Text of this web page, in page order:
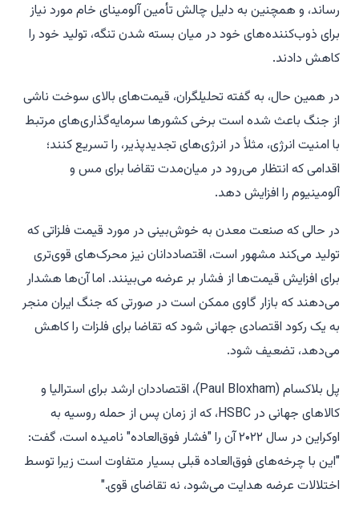
رساند، و همچنین به دلیل چالش تأمین آلومینای خام مورد نیاز
برای ذوب‌کننده‌های خود در میان بسته شدن تنگه، تولید خود را
کاهش دادند.
در همین حال، به گفته تحلیلگران، قیمت‌های بالای سوخت ناشی
از جنگ باعث شده است برخی کشورها سرمایه‌گذاری‌های مرتبط
با امنیت انرژی، مثلاً در انرژی‌های تجدیدپذیر، را تسریع کنند؛
اقدامی که انتظار می‌رود در میان‌مدت تقاضا برای مس و
آلومینیوم را افزایش دهد.
در حالی که صنعت معدن به خوش‌بینی در مورد قیمت فلزاتی که
تولید می‌کند مشهور است، اقتصاددانان نیز محرک‌های قوی‌تری
برای افزایش قیمت‌ها از فشار بر عرضه می‌بینند. اما آن‌ها هشدار
می‌دهند که بازار گاوی ممکن است در صورتی که جنگ ایران منجر
به یک رکود اقتصادی جهانی شود که تقاضا برای فلزات را کاهش
می‌دهد، تضعیف شود.
پل بلاکسام (Paul Bloxham)، اقتصاددان ارشد برای استرالیا و
کالاهای جهانی در HSBC، که از زمان پس از حمله روسیه به
اوکراین در سال ۲۰۲۲ آن را "فشار فوق‌العاده" نامیده است، گفت:
"این با چرخه‌های فوق‌العاده قبلی بسیار متفاوت است زیرا توسط
اختلالات عرضه هدایت می‌شود، نه تقاضای قوی."